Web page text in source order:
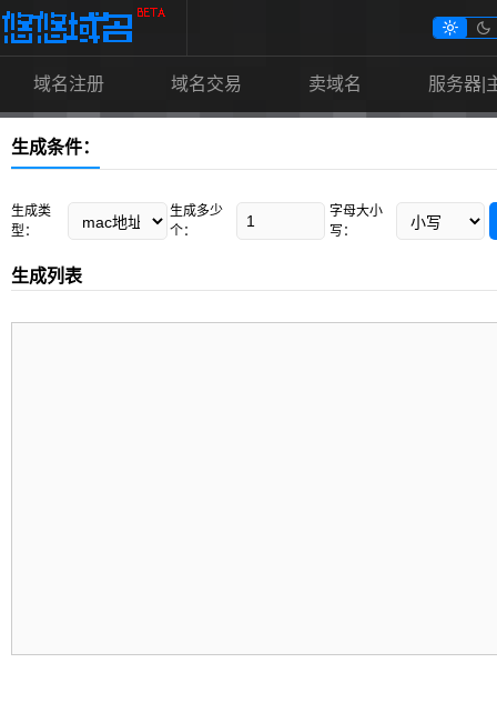
域名注册 域名交易 卖域名 服务器|
 
生成条件：
生成类
型：
生成多少
个：
字母大小
写：
生成列表